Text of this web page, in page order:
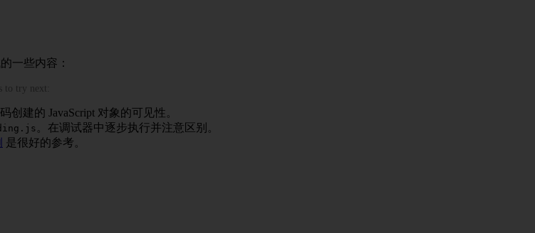
一些内容：
to try next:
建的 JavaScript 对象的可见性。
。在调试器中逐步执行并注意区别。
是很好的参考。